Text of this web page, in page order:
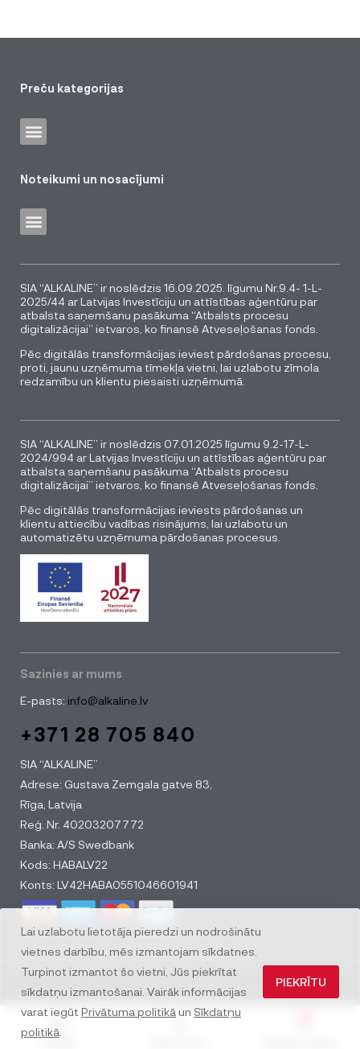
Lai uzlabotu lietotāja pieredzi un nodrošinātu
vietnes darbību, mēs izmantojam sīkdatnes.
Turpinot izmantot šo vietni, Jūs piekrītat
sīkdatņu izmantošanai. Vairāk informācijas
varat iegūt Privātuma politikā un Sīkdatņu
politikā
PIEKRĪTU
Preču kategorijas
Noteikumi un nosacījumi
SIA “ALKALINE” ir noslēdzis 16.09.2025. līgumu Nr.9.4- 1-L-
2025/44 ar Latvijas Investīciju un attīstības aģentūru par
atbalsta saņemšanu pasākuma “Atbalsts procesu
digitalizācijai” ietvaros, ko finansē Atveseļošanas fonds.
Pēc digitālās transformācijas ieviest pārdošanas procesu,
proti, jaunu uzņēmuma tīmekļa vietni, lai uzlabotu zīmola
redzamību un klientu piesaisti uzņēmumā.
SIA “ALKALINE” ir noslēdzis 07.01.2025 līgumu 9.2-17-L-
2024/994 ar Latvijas Investīciju un attīstības aģentūru par
atbalsta saņemšanu pasākuma “Atbalsts procesu
digitalizācijai” ietvaros, ko finansē Atveseļošanas fonds.
Pēc digitālās transformācijas ieviests pārdošanas un
klientu attiecību vadības risinājums, lai uzlabotu un
automatizētu uzņēmuma pārdošanas procesus.
Sazinies ar mums
E-pasts: info@alkaline.lv
+371 28 705 840
SIA “ALKALINE”
Adrese: Gustava Zemgala gatve 83,
Rīga, Latvija
Reģ. Nr. 40203207772
Banka: A/S Swedbank
Kods: HABALV22
Konts: LV42HABA0551046601941